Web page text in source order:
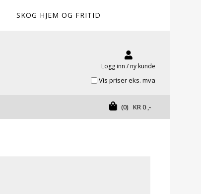
SKOG HJEM OG FRITID
Logg inn / ny kunde
Vis priser eks. mva
KR0,-
(0)